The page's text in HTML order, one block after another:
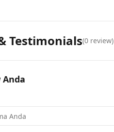
Testimonials(0 review)
Anda